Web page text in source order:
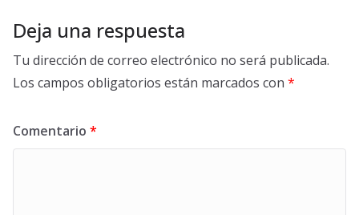
Deja una respuesta
Tu dirección de correo electrónico no será publicada.
Los campos obligatorios están marcados con *
Comentario *